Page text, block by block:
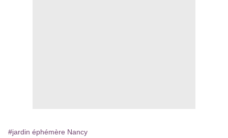
#jardin éphémère Nancy